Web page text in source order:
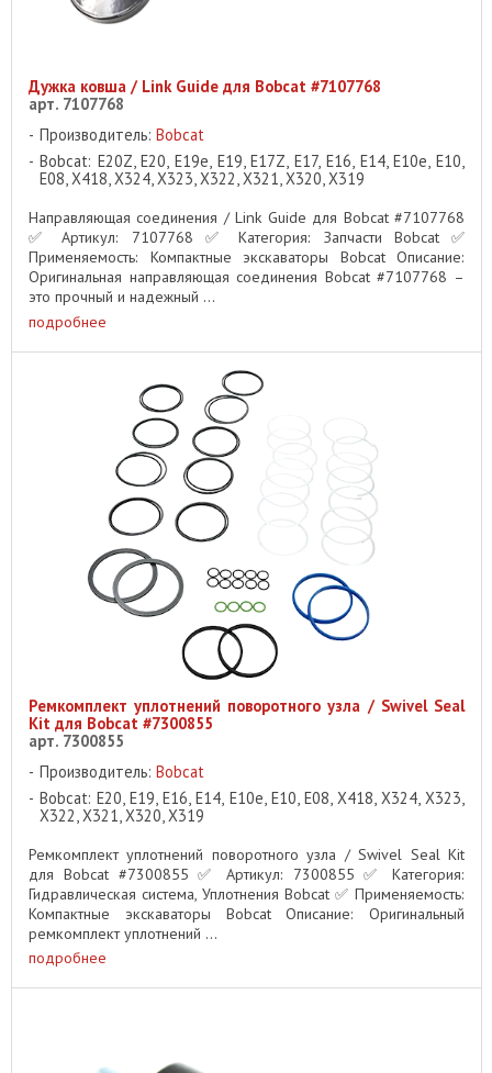
Дужка ковша / Link Guide для Bobcat #7107768
арт. 7107768
Производитель: Bobcat
Bobcat: E20Z, E20, E19e, E19, E17Z, E17, E16, E14, E10e, E10,
E08, X418, X324, X323, X322, X321, X320, X319
Направляющая соединения / Link Guide для Bobcat #7107768
✅ Артикул: 7107768 ✅ Категория: Запчасти Bobcat ✅
Применяемость: Компактные экскаваторы Bobcat Описание:
Оригинальная направляющая соединения Bobcat #7107768 –
это прочный и надежный ...
подробнее
Ремкомплект уплотнений поворотного узла / Swivel Seal
Kit для Bobcat #7300855
арт. 7300855
Производитель: Bobcat
Bobcat: E20, E19, E16, E14, E10e, E10, E08, X418, X324, X323,
X322, X321, X320, X319
Ремкомплект уплотнений поворотного узла / Swivel Seal Kit
для Bobcat #7300855 ✅ Артикул: 7300855 ✅ Категория:
Гидравлическая система, Уплотнения Bobcat ✅ Применяемость:
Компактные экскаваторы Bobcat Описание: Оригинальный
ремкомплект уплотнений ...
подробнее